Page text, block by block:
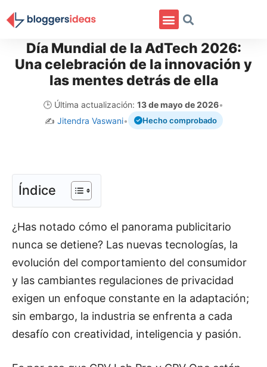
Día Mundial de la AdTech 2026:
Una celebración de la innovación y
las mentes detrás de ella
🕒 Última actualización: 13 de mayo de 2026•
✍️ Jitendra Vaswani• Hecho comprobado
Índice
¿Has notado cómo el panorama publicitario
nunca se detiene? Las nuevas tecnologías, la
evolución del comportamiento del consumidor
y las cambiantes regulaciones de privacidad
exigen un enfoque constante en la adaptación;
sin embargo, la industria se enfrenta a cada
desafío con creatividad, inteligencia y pasión.